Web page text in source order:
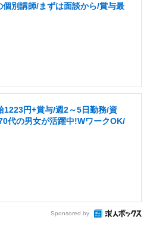
別講師/まずは面談から/賞与最
1223円+賞与/週2～5日勤務/資
代の男女が活躍中!WワークOK/
Sponsored by